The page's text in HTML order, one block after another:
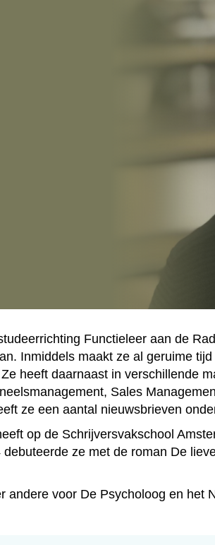
Functieleer aan de
Inmiddels maakt ze al geruime
heeft daarnaast in verschillende
Sales
ze een aantal nieuwsbrieven
op de Schrijversvakschool
ze met de roman De
andere voor De Psycholoog en het